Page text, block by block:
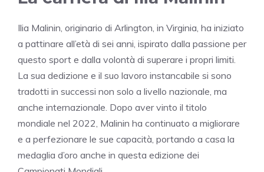
Ilia Malinin, originario di Arlington, in Virginia, ha iniziato
a pattinare all’età di sei anni, ispirato dalla passione per
questo sport e dalla volontà di superare i propri limiti.
La sua dedizione e il suo lavoro instancabile si sono
tradotti in successi non solo a livello nazionale, ma
anche internazionale. Dopo aver vinto il titolo
mondiale nel 2022, Malinin ha continuato a migliorare
e a perfezionare le sue capacità, portando a casa la
medaglia d’oro anche in questa edizione dei